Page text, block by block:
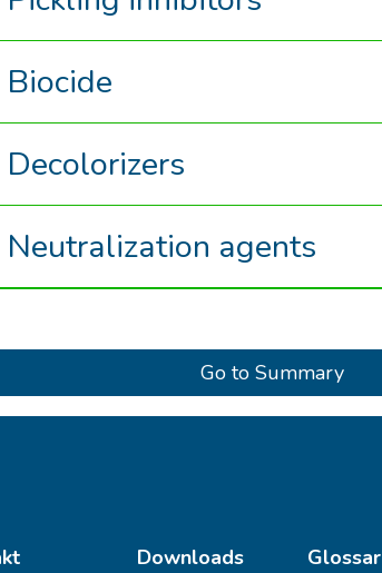
Biocide
Decolorizers
Neutralization agents
Go to Summary
Downloads Glossar